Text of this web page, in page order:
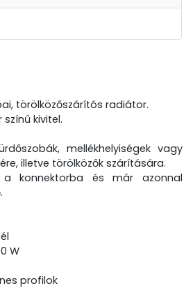
törölközőszárítós radiátor.
kivitel.
mellékhelyiségek vagy
illetve törölközők szárítására.
konnektorba és már azonnal
W
profilok